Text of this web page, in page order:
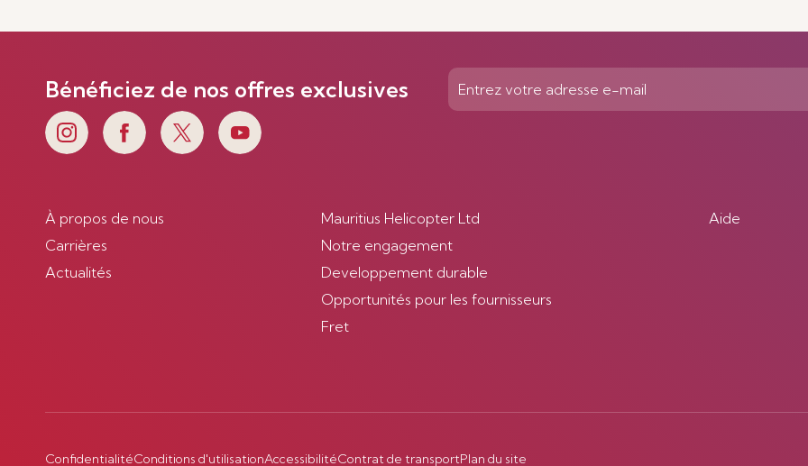
Bénéficiez de nos offres exclusives
À propos de nous
Carrières
Actualités
Mauritius Helicopter Ltd
Notre engagement
Developpement durable
Opportunités pour les fournisseurs
Fret
Aide
ConfidentialitéConditions d'utilisationAccessibilitéContrat de transportPlan du site